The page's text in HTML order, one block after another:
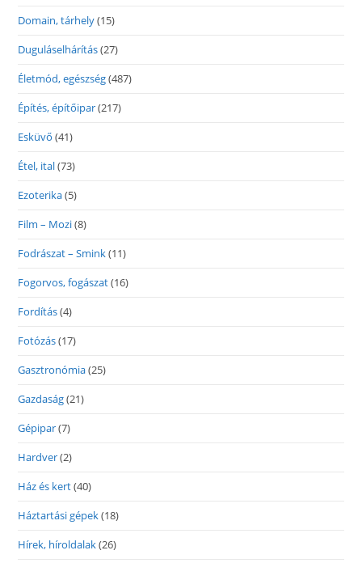
Domain, tárhely(15)
Duguláselhárítás(27)
Életmód, egészség(487)
Építés, építőipar(217)
Esküvő (41)
Étel, ital(73)
Ezoterika(5)
Film – Mozi(8)
Fodrászat – Smink(11)
Fogorvos, fogászat(16)
Fordítás(4)
Fotózás(17)
Gasztronómia(25)
Gazdaság(21)
Gépipar(7)
Hardver(2)
Ház és kert(40)
Háztartási gépek(18)
Hírek, híroldalak(26)